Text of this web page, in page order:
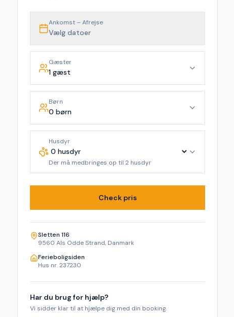
Ankomst – Afrejse
Vælg datoer
Gæster
1 gæst
Børn
0 børn
Husdyr
Der må medbringes op til 2 husdyr
Check pris
Sletten 116
9560 Als Odde Strand, Danmark
Ferieboligsiden
Hus nr. 237230
Har du brug for hjælp?
Vi sidder klar til at hjælpe dig med din booking.